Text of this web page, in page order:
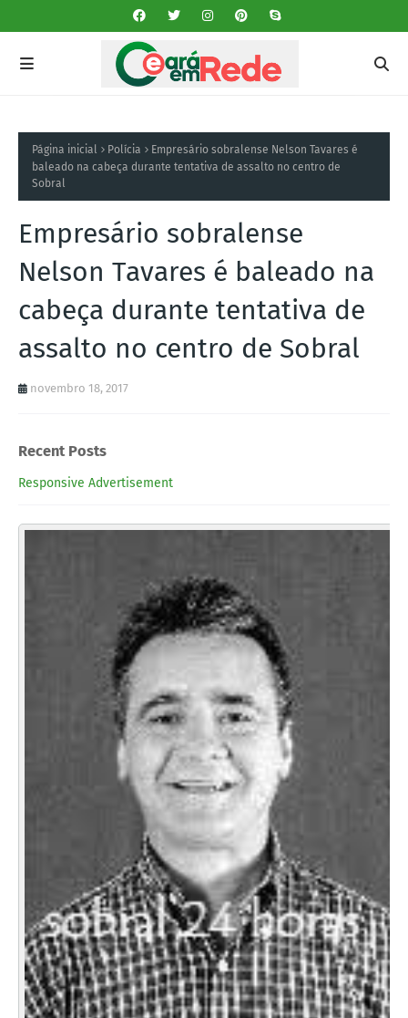
Página inicial Polícia
Empresário sobralense Nelson Tavares é
baleado na cabeça durante tentativa de assalto no centro de
Sobral
Empresário sobralense
Nelson Tavares é baleado na
cabeça durante tentativa de
assalto no centro de Sobral
novembro 18, 2017
Recent Posts
Responsive Advertisement